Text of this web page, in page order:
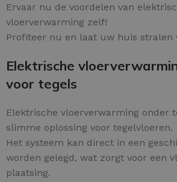
Ervaar nu de voordelen van
vloerverwarming zelf!
Profiteer nu en laat uw huis stralen
Elektrische
voor tegels
Elektrische vloerverwarming onder
slimme oplossing voor tegelvloeren.
Het systeem kan direct in een
worden gelegd, wat zorgt voor een
plaatsing.